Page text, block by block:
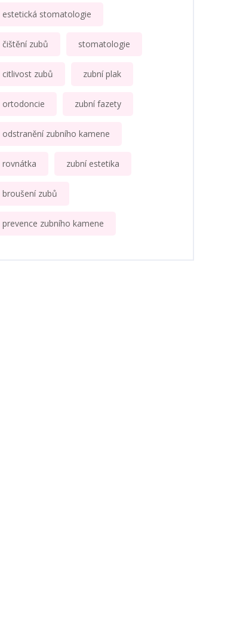
estetická stomatologie
čištění zubů stomatologie
citlivost zubů zubní plak
ortodoncie zubní fazety
odstranění zubního kamene
rovnátka zubní estetika
broušení zubů
prevence zubního kamene